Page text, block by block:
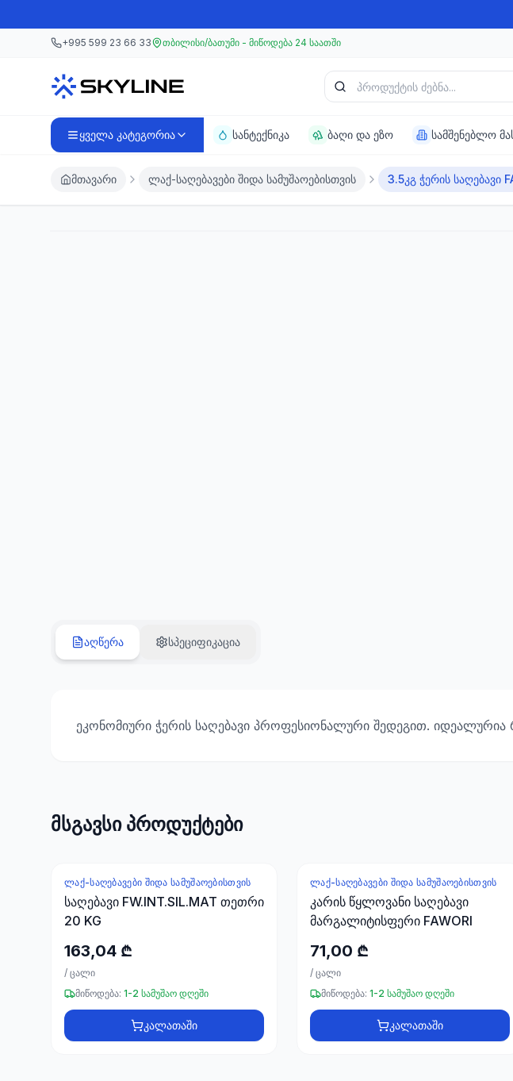
მთავარ კონტენტზე გადასვლა
+995 599 23 66 33 თბილისი/ბათუმი - მიწოდება 24 საათში
პროდუქტის ძებნა
ყველა კატეგორია სანტექნიკა ბაღი და ეზო სამშენებლო
მთავარი ლაქ-საღებავები შიდა სამუშაოებისთვის
აღწერა სპეციფიკაცია
ეკონომიური ჭერის საღებავი პროფესიონალური შედეგით.
მსგავსი პროდუქტები
ᲚᲐᲥ-ᲡᲐᲦᲔᲑᲐᲕᲔᲑᲘ ᲨᲘᲓᲐ ᲡᲐᲛᲣᲨᲐᲝᲔᲑᲘᲡᲗᲕᲘᲡ
საღებავი FW.INT.SIL.MAT თეთრი
20 KG
163,04 ₾
/ ცალი
მიწოდება: 1-2 სამუშაო დღეში
კალათაში
ᲚᲐᲥ-ᲡᲐᲦᲔᲑᲐᲕᲔᲑᲘ ᲨᲘᲓᲐ ᲡᲐᲛᲣᲨᲐᲝᲔᲑᲘᲡᲗᲕᲘᲡ
კარის წყლოვანი საღებავი
მარგალიტისფერი FAWORI
71,00 ₾
/ ცალი
მიწოდება: 1-2 სამუშაო დღეში
კალათაში